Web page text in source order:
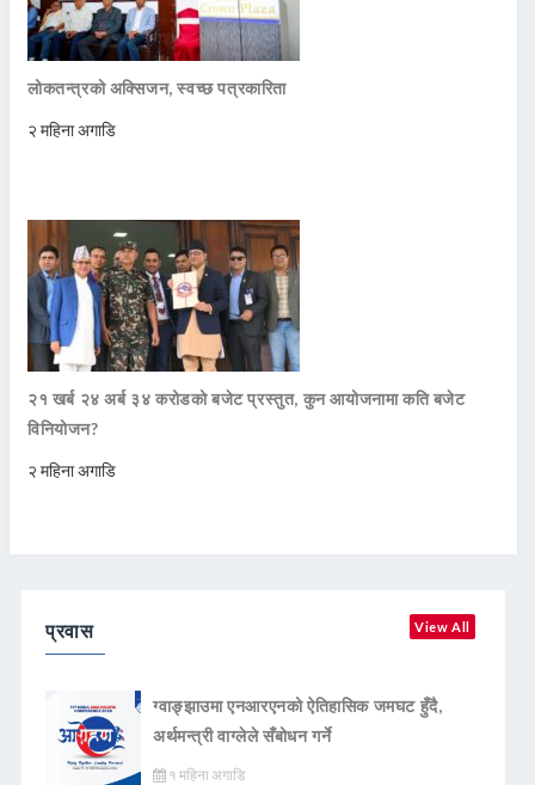
लोकतन्त्रको अक्सिजन, स्वच्छ पत्रकारिता
२ महिना अगाडि
२१ खर्ब २४ अर्ब ३४ करोडको बजेट प्रस्तुत, कुन आयोजनामा कति बजेट
विनियोजन?
२ महिना अगाडि
प्रवास View All
ग्वाङ्झाउमा एनआरएनको ऐतिहासिक जमघट हुँदै,
अर्थमन्त्री वाग्लेले सँबोधन गर्ने
१ महिना अगाडि